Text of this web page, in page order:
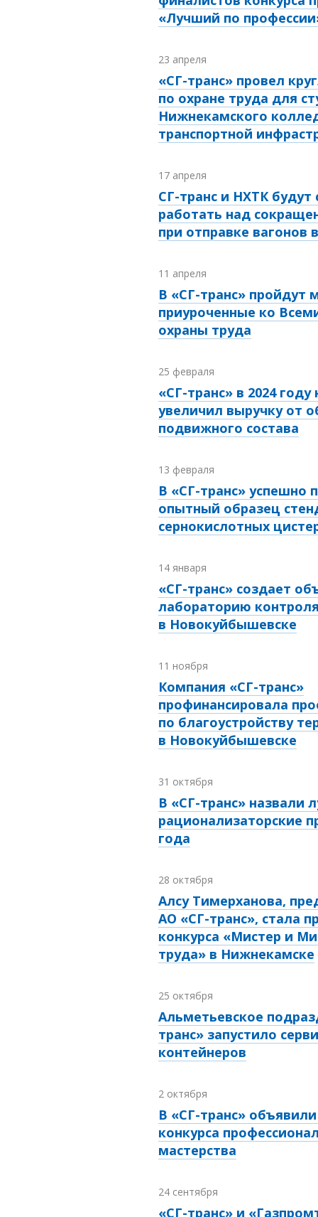
«Лучший по
23 апреля
«СГ-транс» провел
по охране труда для
Нижнекамского
транспортной
17 апреля
СГ-транс и НХТК будут
работать над
при отправке вагонов
11 апреля
В «СГ-транс» пройдут
приуроченные ко
охраны труда
25 февраля
«СГ-транс» в 2024 году
увеличил выручку от
подвижного состава
13 февраля
В «СГ-транс» успешно
опытный образец
сернокислотных
14 января
«СГ-транс» создает
лабораторию
в Новокуйбышевске
11 ноября
Компания «СГ-транс»
профинансировала
по благоустройству
в Новокуйбышевске
31 октября
В «СГ-транс» назвали
рационализаторские
года
28 октября
Алсу Тимерханова,
АО «СГ-транс», стала
конкурса «Мистер и
труда» в Нижнекамске
25 октября
Альметьевское
транс» запустило
контейнеров
2 октября
В «СГ-транс»
конкурса
мастерства
24 сентября
«СГ-транс» и